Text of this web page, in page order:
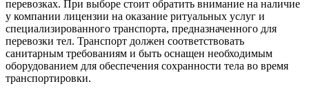
перевозках. При выборе стоит обратить внимание на наличие
у компании лицензии на оказание ритуальных услуг и
специализированного транспорта, предназначенного для
перевозки тел. Транспорт должен соответствовать
санитарным требованиям и быть оснащен необходимым
оборудованием для обеспечения сохранности тела во время
транспортировки.